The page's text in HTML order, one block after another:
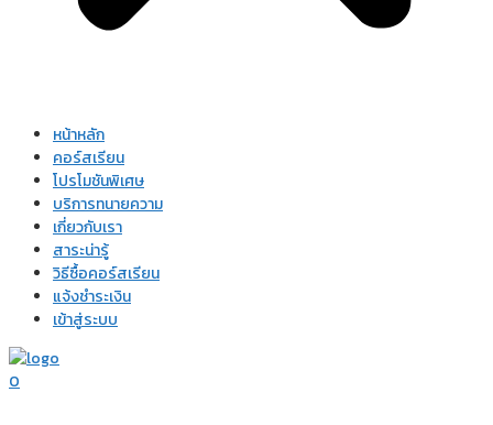
หน้าหลัก
คอร์สเรียน
โปรโมชันพิเศษ
บริการทนายความ
เกี่ยวกับเรา
สาระน่ารู้
วิธีซื้อคอร์สเรียน
แจ้งชำระเงิน
เข้าสู่ระบบ
0